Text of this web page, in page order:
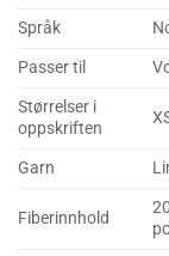
Språk
Passer til
Størrelser i
oppskriften
Garn
Fiberinnhold